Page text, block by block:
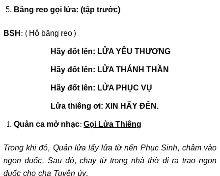
Băng reo gọi lửa: (tập trước)
BSH : (Hô băng reo)
Hãy đốt lên: LỬA YÊU THƯƠNG
Hãy đốt lên: LỬA THÁNH THẦN
Hãy đốt lên: LỬA PHỤC VỤ
Lửa thiêng ơi: XIN HÃY ĐẾN.
Quản ca mở nhạc:Gọi Lửa Thiêng
Trong khi đó, Quản lửa lấy lửa từ nến Phục Sinh, châm vào
ngọn đuốc. Sau đó, chạy từ trong nhà thờ đi ra trao ngọn